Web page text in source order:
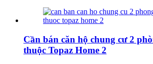
Cần bán căn hộ chung cư 2
thuộc Topaz Home 2